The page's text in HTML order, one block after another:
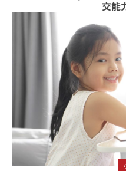
交能